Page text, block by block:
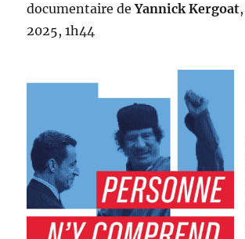
documentaire deYannick Kergoat
2025, 1h44